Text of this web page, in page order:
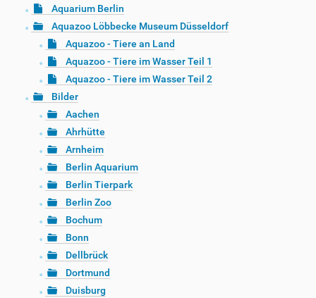
Aquarium Berlin
Aquazoo Löbbecke Museum Düsseldorf
Aquazoo - Tiere an Land
Aquazoo - Tiere im Wasser Teil 1
Aquazoo - Tiere im Wasser Teil 2
Bilder
Aachen
Ahrhütte
Arnheim
Berlin Aquarium
Berlin Tierpark
Berlin Zoo
Bochum
Bonn
Dellbrück
Dortmund
Duisburg